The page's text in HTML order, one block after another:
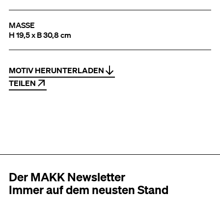
MASSE
H 19,5 x B 30,8 cm
MOTIV HERUNTERLADEN
TEILEN
Der MAKK Newsletter
Immer auf dem neusten Stand